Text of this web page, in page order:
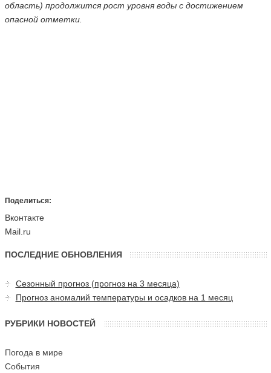
область) продолжится рост уровня воды с достижением
опасной отметки.
Поделиться:
Вконтакте
Mail.ru
ПОСЛЕДНИЕ ОБНОВЛЕНИЯ
Сезонный прогноз (прогноз на 3 месяца)
Прогноз аномалий температуры и осадков на 1 месяц
РУБРИКИ НОВОСТЕЙ
Погода в мире
События